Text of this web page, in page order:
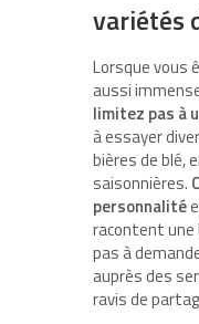
variétés
Lorsque vous
aussi
limitez pas à
à essayer
bières de blé,
saisonnières.
personnalité
racontent une
pas à
auprès des
ravis de